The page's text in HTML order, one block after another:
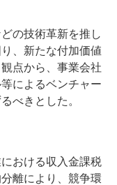
の技術革新を推し
、新たな付加価値
点から、事業会社
によるベンチャー
べきとした。
おける収入金課税
離により、競争環